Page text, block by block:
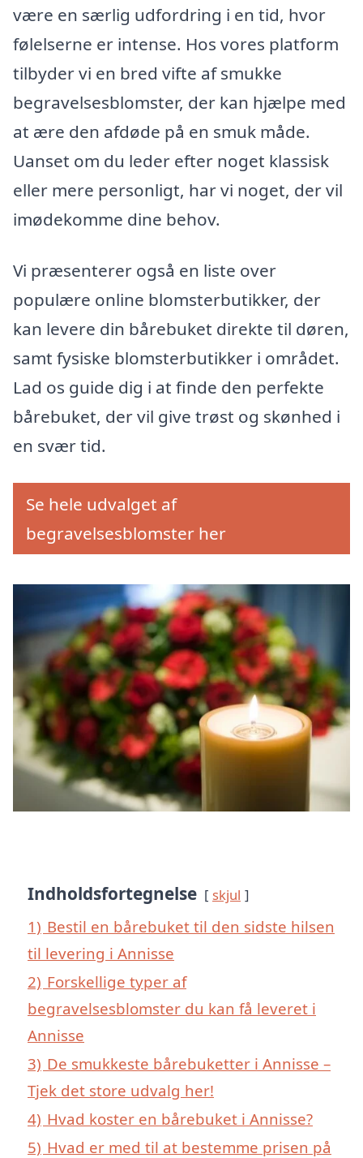
være en særlig udfordring i en tid, hvor
følelserne er intense. Hos vores platform
tilbyder vi en bred vifte af smukke
begravelsesblomster, der kan hjælpe med
at ære den afdøde på en smuk måde.
Uanset om du leder efter noget klassisk
eller mere personligt, har vi noget, der vil
imødekomme dine behov.
Vi præsenterer også en liste over
populære online blomsterbutikker, der
kan levere din bårebuket direkte til døren,
samt fysiske blomsterbutikker i området.
Lad os guide dig i at finde den perfekte
bårebuket, der vil give trøst og skønhed i
en svær tid.
Se hele udvalget af
begravelsesblomster her
Indholdsfortegnelse skjul
1) Bestil en bårebuket til den sidste hilsen
til levering i Annisse
2) Forskellige typer af
begravelsesblomster du kan få leveret i
Annisse
3) De smukkeste bårebuketter i Annisse –
Tjek det store udvalg her!
4) Hvad koster en bårebuket i Annisse?
5) Hvad er med til at bestemme prisen på